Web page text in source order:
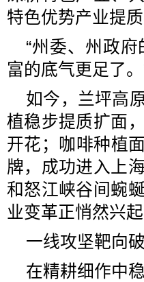
特色优势产业提
“州委、州政
富的底气更足了
如今，兰坪高
植稳步提质扩面
开花；咖啡种植
牌，成功进入上
和怒江峡谷间蜿
业变革正悄然兴起
一线攻坚靶向
在精耕细作中